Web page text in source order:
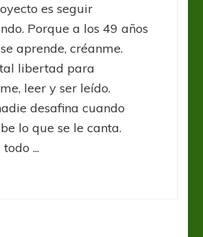
es seguir
Porque a los 49 años
aprende, créanme.
libertad para
leer y ser leído.
desafina cuando
lo que se le canta.
...